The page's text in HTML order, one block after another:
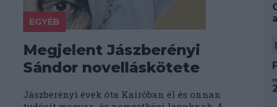
EGYÉB
Megjelent Jászberényi
Sándor novelláskötete
Jászberényi évek óta Kairóban él és onnan